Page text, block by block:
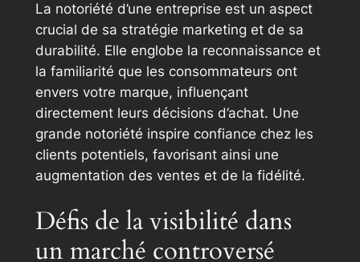
La notoriété d’une entreprise est un aspect
crucial de sa stratégie marketing et de sa
durabilité. Elle englobe la reconnaissance et
la familiarité que les consommateurs ont
envers votre marque, influençant
directement leurs décisions d’achat. Une
grande notoriété inspire confiance chez les
clients potentiels, favorisant ainsi une
augmentation des ventes et de la fidélité.
Défis de la visibilité dans
un marché controversé